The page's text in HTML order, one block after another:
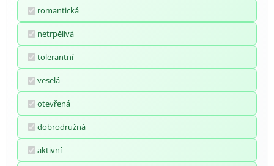
romantická
netrpělivá
tolerantní
veselá
otevřená
dobrodružná
aktivní